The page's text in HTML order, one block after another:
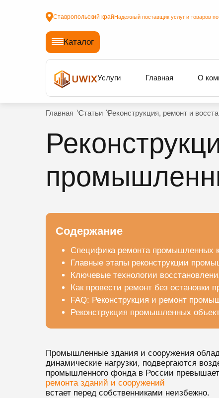
Ставропольский крайНадежный поставщик услуг и товаров
Каталог
Услуги Главная О
Главная Статьи Реконструкция, ремонт и
Содержание
Специфика ремонта промышленных
Главные этапы реконструкции
Ключевые технологии
Как провести ремонт без остановки
FAQ: Реконструкция и ремонт
Реконструкция промышленных
Промышленные здания и сооружения
динамические нагрузки, подвергаются
промышленного фонда в России превышает
ремонта зданий и сооружений
встает перед собственниками неизбежно.